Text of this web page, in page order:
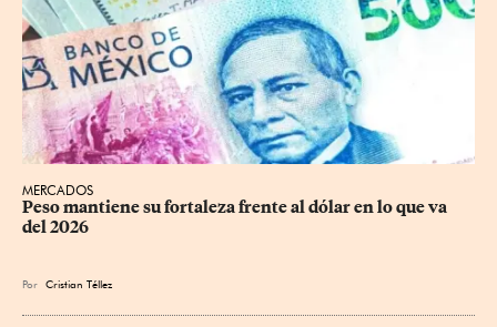
MERCADOS
Peso mantiene su fortaleza frente al dólar en lo que va
del 2026
Por Cristian Téllez